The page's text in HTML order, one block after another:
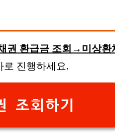
권 환급금 조회→미상환
로 진행하세요.
조회하기